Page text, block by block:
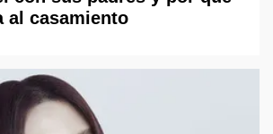
al casamiento